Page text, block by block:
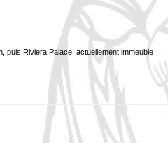
puis Riviera Palace, actuellement immeuble